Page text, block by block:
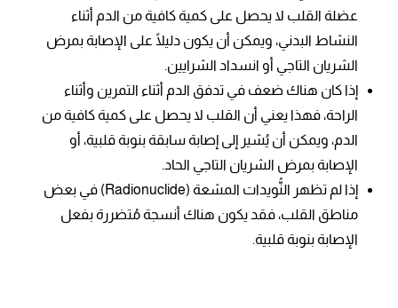
عضلة القلب لا يحصل على كمية كافية من الدم أثناء
النشاط البدني، ويمكن أن يكون دليلًا على الإصابة بمرض
الشريان التاجي أو انسداد الشرايين.
إذا كان هناك ضعف في تدفق الدم أثناء التمرين وأثناء
الراحة، فهذا يعني أن القلب لا يحصل على كمية كافية من
الدم، ويمكن أن يُشير إلى إصابة سابقة بنوبة قلبية، أو
الإصابة بمرض الشريان التاجي الحاد.
إذا لم تظهر النُّويدات المشعة (Radionuclide) في بعض
مناطق القلب، فقد يكون هناك أنسجة مُتضررة بفعل
الإصابة بنوبة قلبية.